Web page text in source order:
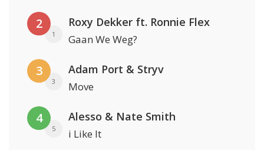
2
1
Roxy Dekker ft. Ronnie Flex
Gaan We Weg?
3
3
Adam Port & Stryv
Move
4
5
Alesso & Nate Smith
i Like It